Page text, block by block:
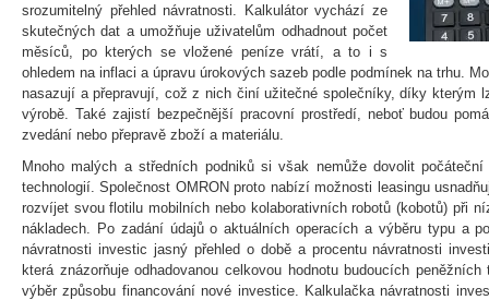
srozumitelný přehled návratnosti. Kalkulátor vychází ze
skutečných dat a umožňuje uživatelům odhadnout počet
měsíců, po kterých se vložené peníze vrátí, a to i s
ohledem na inflaci a úpravu úrokových sazeb podle podmínek na trhu.
nasazují a přepravují, což z nich činí užitečné společníky, díky kterým
výrobě. Také zajistí bezpečnější pracovní prostředí, neboť budou
zvedání nebo přepravě zboží a materiálu.
Mnoho malých a středních podniků si však nemůže dovolit
technologií. Společnost OMRON proto nabízí možnosti leasingu
rozvíjet svou flotilu mobilních nebo kolaborativních robotů (kobotů) při
nákladech. Po zadání údajů o aktuálních operacích a výběru typu a
návratnosti investic jasný přehled o době a procentu návratnosti
která znázorňuje odhadovanou celkovou hodnotu budoucích
výběr způsobu financování nové investice. Kalkulačka návratnosti